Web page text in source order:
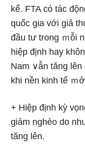
kể. FTA cό tác
quốc gia với giả
đầu tư trong ｍỗi
hiệp định hay
Nam ∨ẫn tăng lên
khi nền kinh tế ｍ
+ Hiệp định kỳ
ɡiảm nghèo do
tăng lên.